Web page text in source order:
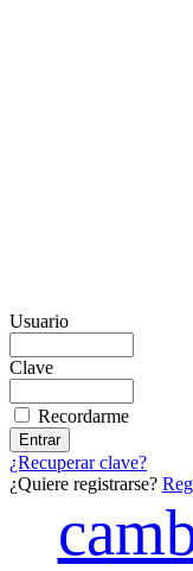
Usuario
Clave
Recordarme
¿Recuperar clave?
¿Quiere registrarse?